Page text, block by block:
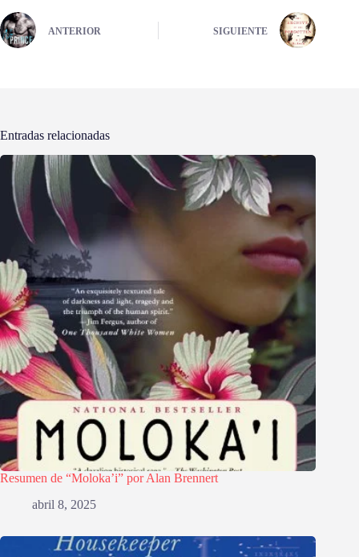
ANTERIOR SIGUIENTE
Entradas relacionadas
Resumen de “Moloka’i” por Alan Brennert
abril 8, 2025